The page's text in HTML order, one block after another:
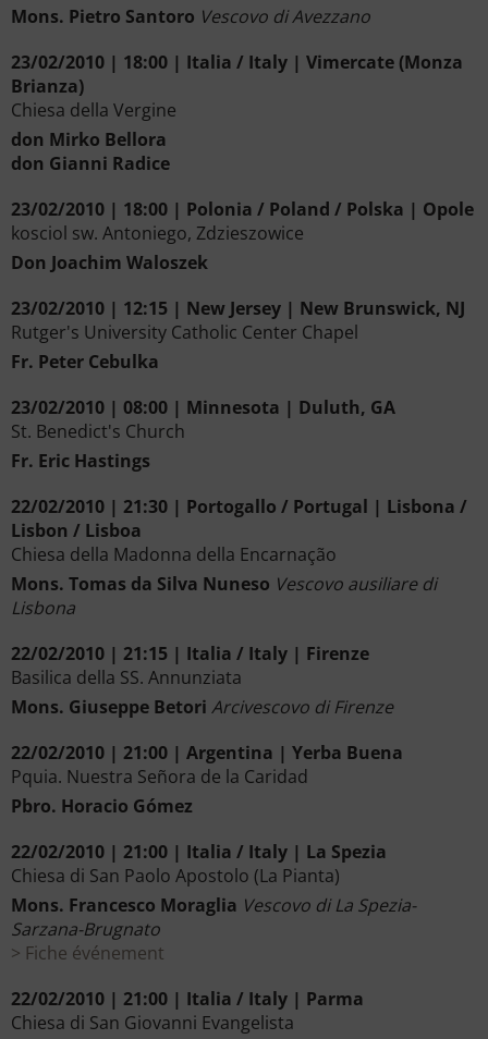
Mons. Pietro Santoro Vescovo di Avezzano
23/02/2010 | 18:00 | Italia / Italy | Vimercate (Monza
Brianza)
Chiesa della Vergine
don Mirko Bellora
don Gianni Radice
23/02/2010 | 18:00 | Polonia / Poland / Polska | Opole
kosciol sw. Antoniego, Zdzieszowice
Don Joachim Waloszek
23/02/2010 | 12:15 | New Jersey | New Brunswick, NJ
Rutger's University Catholic Center Chapel
Fr. Peter Cebulka
23/02/2010 | 08:00 | Minnesota | Duluth, GA
St. Benedict's Church
Fr. Eric Hastings
22/02/2010 | 21:30 | Portogallo / Portugal | Lisbona /
Lisbon / Lisboa
Chiesa della Madonna della Encarnação
Mons. Tomas da Silva Nuneso Vescovo ausiliare di
Lisbona
22/02/2010 | 21:15 | Italia / Italy | Firenze
Basilica della SS. Annunziata
Mons. Giuseppe Betori Arcivescovo di Firenze
22/02/2010 | 21:00 | Argentina | Yerba Buena
Pquia. Nuestra Señora de la Caridad
Pbro. Horacio Gómez
22/02/2010 | 21:00 | Italia / Italy | La Spezia
Chiesa di San Paolo Apostolo (La Pianta)
Mons. Francesco Moraglia Vescovo di La Spezia-
Sarzana-Brugnato
Fiche événement
22/02/2010 | 21:00 | Italia / Italy | Parma
Chiesa di San Giovanni Evangelista